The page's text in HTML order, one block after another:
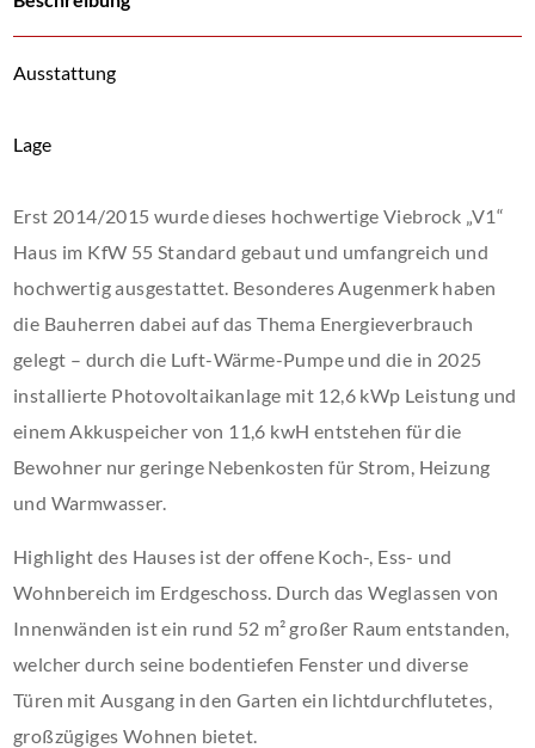
Ausstattung
Lage
Erst 2014/2015 wurde dieses hochwertige Viebrock „V1“
Haus im KfW 55 Standard gebaut und umfangreich und
hochwertig ausgestattet. Besonderes Augenmerk haben
die Bauherren dabei auf das Thema Energieverbrauch
gelegt – durch die Luft-Wärme-Pumpe und die in 2025
installierte Photovoltaikanlage mit 12,6 kWp Leistung und
einem Akkuspeicher von 11,6 kwH entstehen für die
Bewohner nur geringe Nebenkosten für Strom, Heizung
und Warmwasser.
Highlight des Hauses ist der offene Koch-, Ess- und
Wohnbereich im Erdgeschoss. Durch das Weglassen von
Innenwänden ist ein rund 52 m² großer Raum entstanden,
welcher durch seine bodentiefen Fenster und diverse
Türen mit Ausgang in den Garten ein lichtdurchflutetes,
großzügiges Wohnen bietet.